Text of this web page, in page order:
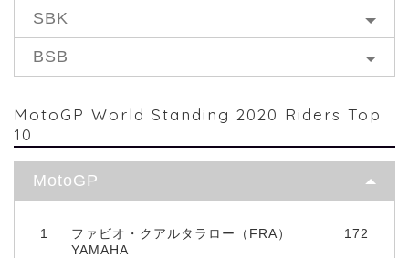
SBK
BSB
MotoGP World Standing 2020 Riders Top
10
MotoGP
1
ファビオ・クアルタラロー（FRA）
YAMAHA
172